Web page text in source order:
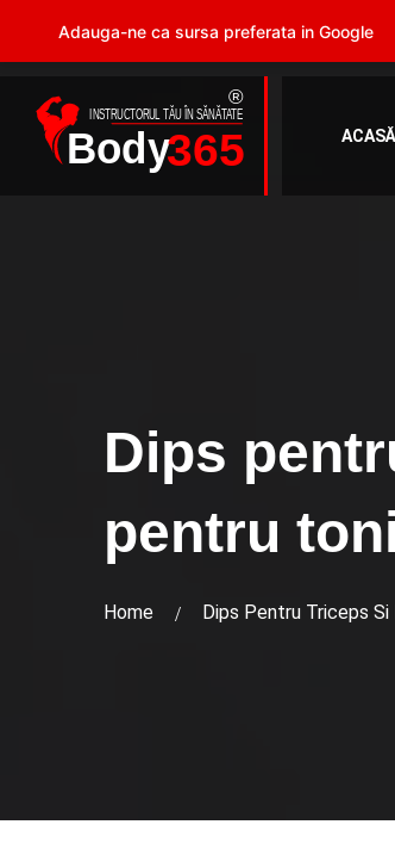
ACASĂ
Dips
pentru
Home Dips Pentru Triceps
Adauga-ne ca sursa preferata in Google